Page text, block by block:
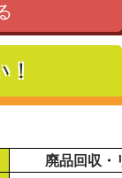
廃品回収・